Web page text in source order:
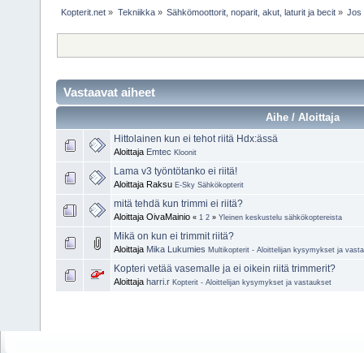
Kopterit.net » Tekniikka» Sähkömoottorit, noparit, akut, laturit ja becit» Jos
Vastaavat aiheet
Aihe / Aloittaja
Hittolainen kun ei tehot riitä Hdx:ässä
Aloittaja Emtec Kloonit
Lama v3 työntötanko ei riitä!
Aloittaja Raksu E-Sky Sähkökopterit
mitä tehdä kun trimmi ei riitä?
Aloittaja OivaMainio « 1 2 » Yleinen keskustelu sähkökoptereista
Mikä on kun ei trimmit riitä?
Aloittaja Mika Lukumies Multikopterit - Aloittelijan kysymykset ja
Kopteri vetää vasemalle ja ei oikein riitä trimmerit?
Aloittaja harri.r Kopterit - Aloittelijan kysymykset ja vastaukset